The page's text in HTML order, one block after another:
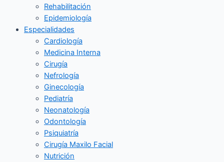
Rehabilitación
Epidemiología
Especialidades
Cardiología
Medicina Interna
Cirugía
Nefrología
Ginecología
Pediatría
Neonatología
Odontología
Psiquiatría
Cirugía Maxilo Facial
Nutrición